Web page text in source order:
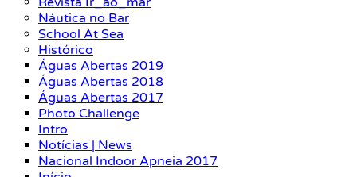
Náutica no Bar
School At Sea
Histórico
Águas Abertas 2019
Águas Abertas 2018
Águas Abertas 2017
Photo Challenge
Intro
Notícias | News
Nacional Indoor Apneia 2017